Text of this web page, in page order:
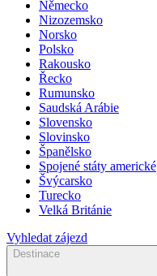
Německo
Nizozemsko
Norsko
Polsko
Rakousko
Řecko
Rumunsko
Saudská Arábie
Slovensko
Slovinsko
Španělsko
Spojené státy americké
Švýcarsko
Turecko
Velká Británie
Vyhledat zájezd
Destinace